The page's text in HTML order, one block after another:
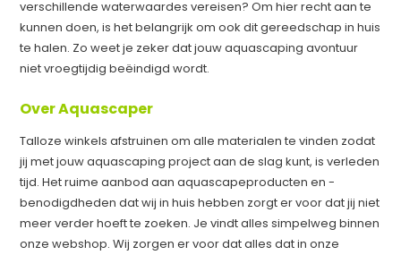
verschillende waterwaardes vereisen? Om hier recht aan te
kunnen doen, is het belangrijk om ook dit gereedschap in huis
te halen. Zo weet je zeker dat jouw aquascaping avontuur
niet vroegtijdig beëindigd wordt.
Over Aquascaper
Talloze winkels afstruinen om alle materialen te vinden zodat
jij met jouw aquascaping project aan de slag kunt, is verleden
tijd. Het ruime aanbod aan aquascapeproducten en -
benodigdheden dat wij in huis hebben zorgt er voor dat jij niet
meer verder hoeft te zoeken. Je vindt alles simpelweg binnen
onze webshop. Wij zorgen er voor dat alles dat in onze